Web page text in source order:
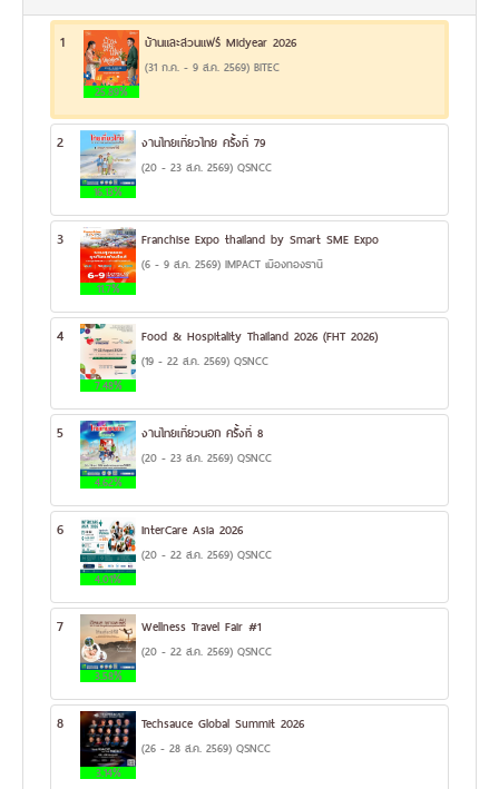
1
25.89%
บ้านและสวนแฟร์ Midyear 2026
(31 ก.ค. - 9 ส.ค. 2569) BITEC
2
16.13%
งานไทยเที่ยวไทย ครั้งที่ 79
(20 - 23 ส.ค. 2569) QSNCC
3
11.7%
Franchise Expo thailand by Smart SME Expo
(6 - 9 ส.ค. 2569) IMPACT เมืองทองธานี
4
7.48%
Food & Hospitality Thailand 2026 (FHT 2026)
(19 - 22 ส.ค. 2569) QSNCC
5
4.62%
งานไทยเที่ยวนอก ครั้งที่ 8
(20 - 23 ส.ค. 2569) QSNCC
6
4.01%
InterCare Asia 2026
(20 - 22 ส.ค. 2569) QSNCC
7
3.58%
Wellness Travel Fair #1
(20 - 22 ส.ค. 2569) QSNCC
8
3.14%
Techsauce Global Summit 2026
(26 - 28 ส.ค. 2569) QSNCC